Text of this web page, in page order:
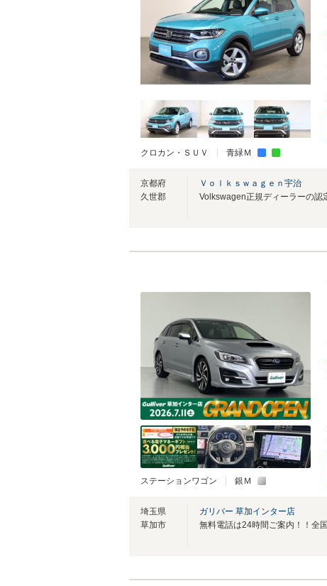
クロカン・ＳＵＶ 青緑Ｍ
京都府
久世郡
Ｖｏｌｋｓｗａｇｅｎ宇治
ステーションワゴン 銀Ｍ
埼玉県
草加市
ガリバー 草加インター店